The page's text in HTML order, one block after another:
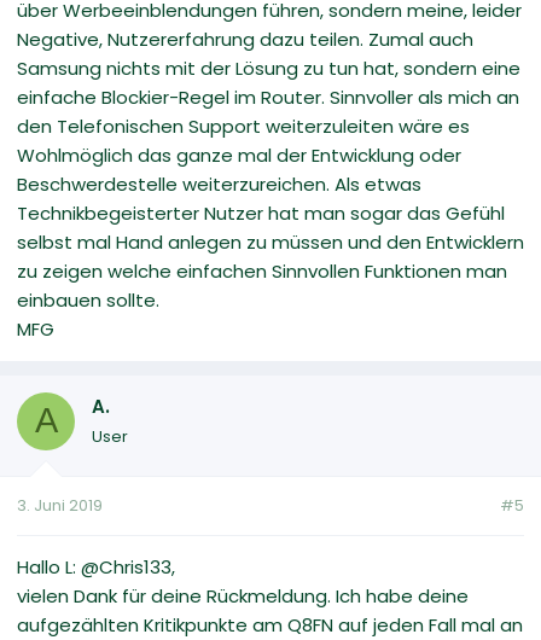
über Werbeeinblendungen führen, sondern meine, leider
Negative, Nutzererfahrung dazu teilen. Zumal auch
Samsung nichts mit der Lösung zu tun hat, sondern eine
einfache Blockier-Regel im Router. Sinnvoller als mich an
den Telefonischen Support weiterzuleiten wäre es
Wohlmöglich das ganze mal der Entwicklung oder
Beschwerdestelle weiterzureichen. Als etwas
Technikbegeisterter Nutzer hat man sogar das Gefühl
selbst mal Hand anlegen zu müssen und den Entwicklern
zu zeigen welche einfachen Sinnvollen Funktionen man
einbauen sollte.
MFG
A A.
User
3. Juni 2019 #5
Hallo L: @Chris133,
vielen Dank für deine Rückmeldung. Ich habe deine
aufgezählten Kritikpunkte am Q8FN auf jeden Fall mal an